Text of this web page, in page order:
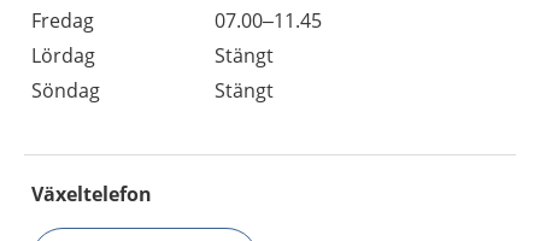
Fredag
07.00–11.45
Lördag
Stängt
Söndag
Stängt
Växeltelefon